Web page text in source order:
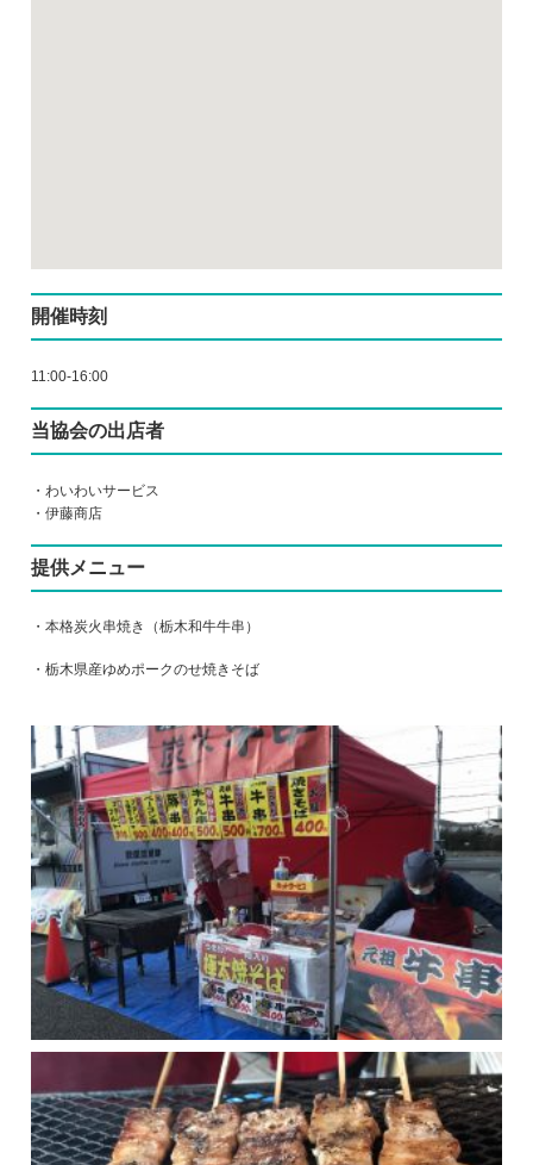
開催時刻
11:00-16:00
当協会の出店者
・わいわいサービス
・伊藤商店
提供メニュー
・本格炭火串焼き（栃木和牛牛串）
・栃木県産ゆめポークのせ焼きそば